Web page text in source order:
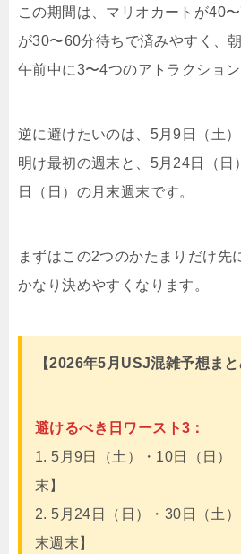
この期間は、マリオカートが40
が30〜60分待ちで済みやすく、
午前中に3〜4つのアトラクション
逆に避けたいのは、5月9日（土
明け最初の週末と、5月24日（日
日（日）の月末週末です。
まずはこの2つのかたまりだけ先
かなり決めやすくなります。
【2026年5月USJ混雑予想まと
避けるべき日ワースト3：
1. 5月9日（土）・10日（日）
末】
2. 5月24日（日）・30日（土
末週末】